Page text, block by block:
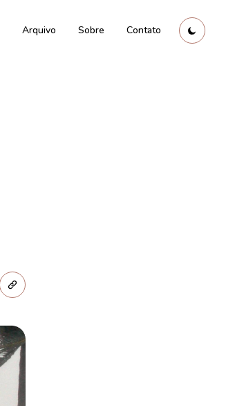
Arquivo Sobre Contato